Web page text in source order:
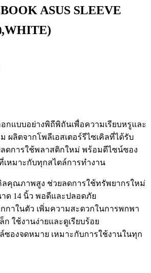
ASUS SLEEVE
,WHITE)
แบบอย่างพิถีพิถันเพื่อความเรียบหรูและ
ผลิตจากโพลีเอสเตอร์รีไซเคิลที่ได้รับ
ลดการใช้พลาสติกใหม่ พร้อมดีไซน์ซอง
หมาะกับทุกสไตล์การทำงาน
ลคุณภาพสูง ช่วยลดการใช้ทรัพยากรใหม่
ด 14 นิ้ว พอดีและปลอดภัย
กาในตัว เพิ่มความสะดวกในการพกพา
ใช้งานง่ายและดูเรียบร้อย
ซองจดหมาย เหมาะกับการใช้งานในทุก